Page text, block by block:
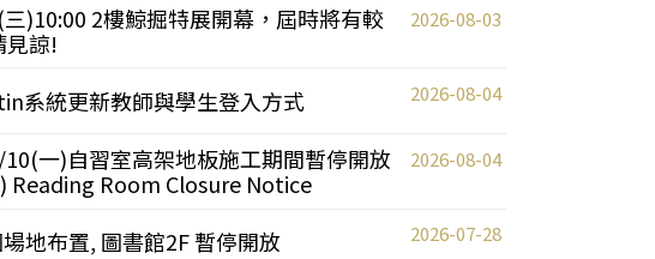
三)10:00 2樓鯨掘特展開幕，屆時將有較
見諒!
2026-08-03
系統更新教師與學生登入方式 2026-08-04
10(一)自習室高架地板施工期間暫停開放
Reading Room Closure Notice
2026-08-04
地布置, 圖書館2F 暫停開放 2026-07-28